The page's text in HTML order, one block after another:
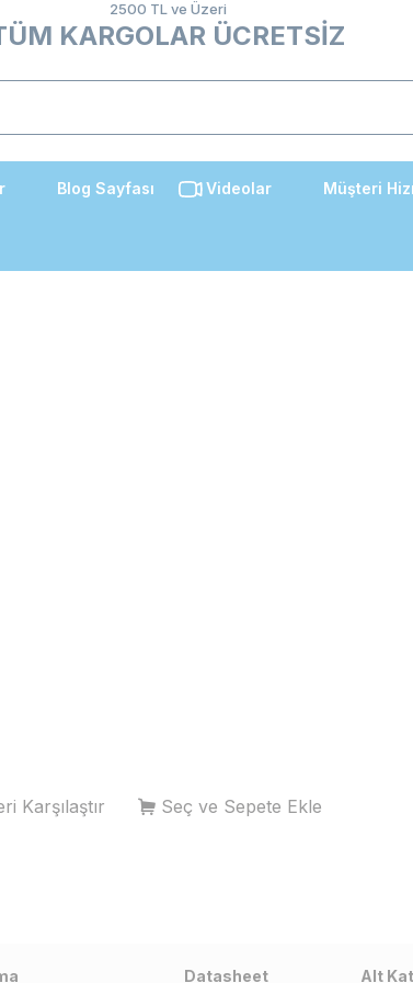
2500 TL ve Üzeri
KARGOLAR ÜCRETSİZ
Blog Sayfası Videolar Müşteri
Karşılaştır Seç ve Sepete Ekle
Datasheet Alt